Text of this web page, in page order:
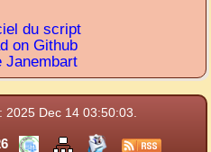
du script
on Github
Janembart
2025 Dec 14 03:50:03.